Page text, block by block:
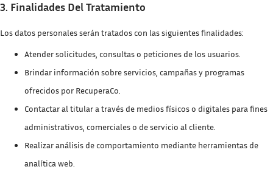
3. Finalidades Del Tratamiento
Los datos personales serán tratados con las siguientes finalidades:
Atender solicitudes, consultas o peticiones de los usuarios.
Brindar información sobre servicios, campañas y programas
ofrecidos por RecuperaCo.
Contactar al titular a través de medios físicos o digitales para fines
administrativos, comerciales o de servicio al cliente.
Realizar análisis de comportamiento mediante herramientas de
analítica web.